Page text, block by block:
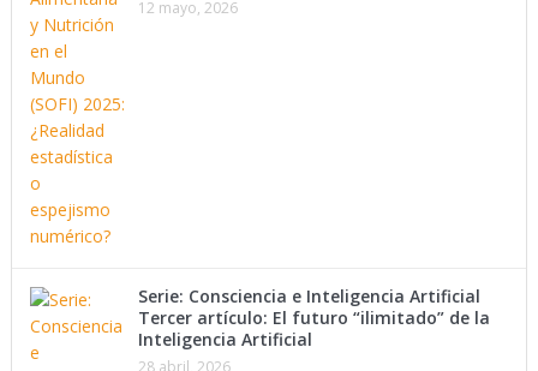
12 mayo, 2026
Serie: Consciencia e Inteligencia Artificial
Tercer artículo: El futuro “ilimitado” de la
Inteligencia Artificial
28 abril, 2026